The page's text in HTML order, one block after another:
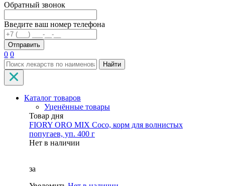
Обратный звонок
Введите ваш номер телефона
0 0
Найти
Каталог товаров
Уценённые товары
Товар дня
FIORY ORO MIX Coco, корм для волнистых
попугаев, уп. 400 г
Нет в наличии
за